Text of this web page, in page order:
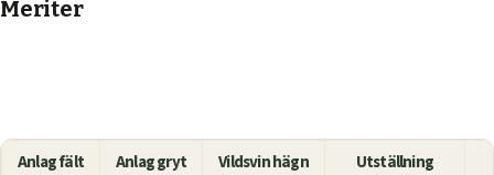
Meriter
Anlag fält Anlag gryt Vildsvin hägn Utställning